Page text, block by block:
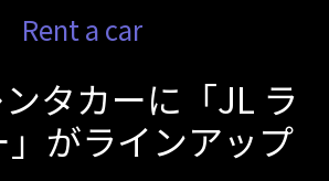
Rent a car
タカーに「JL ラ
」がラインアップ